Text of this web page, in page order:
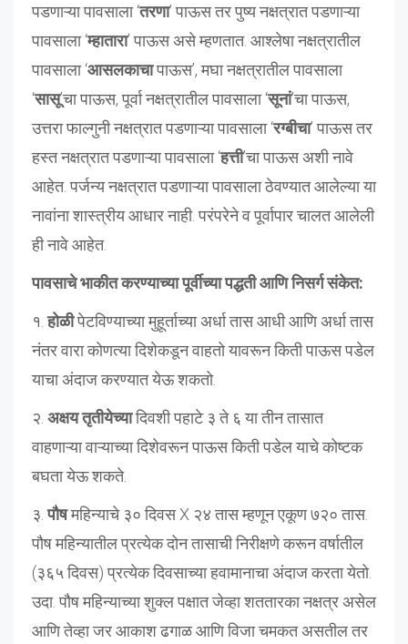
पडणाऱ्या पावसाला ‘तरणा’ पाऊस तर पुष्य नक्षत्रात पडणाऱ्या
पावसाला ‘म्हातारा’ पाऊस असे म्हणतात. आश्लेषा नक्षत्रातील
पावसाला ‘आसलकाचापाऊस’, मघा नक्षत्रातील पावसाला
‘सासू’चा पाऊस, पूर्वा नक्षत्रातील पावसाला ‘सूनां’चा पाऊस,
उत्तरा फाल्गुनी नक्षत्रात पडणाऱ्या पावसाला ‘रग्बीचा’ पाऊस तर
हस्त नक्षत्रात पडणाऱ्या पावसाला ‘हत्ती’चा पाऊस अशी नावे
आहेत. पर्जन्य नक्षत्रात पडणाऱ्या पावसाला ठेवण्यात आलेल्या या
नावांना शास्त्रीय आधार नाही. परंपरेने व पूर्वापार चालत आलेली
ही नावे आहेत.
पावसाचे भाकीत करण्याच्या पूर्वीच्या पद्धती आणि निसर्ग संकेत:
१.होळीपेटविण्याच्या मुहूर्ताच्या अर्धा तास आधी आणि अर्धा तास
नंतर वारा कोणत्या दिशेकडून वाहतो यावरून किती पाऊस पडेल
याचा अंदाज करण्यात येऊ शकतो.
२. अक्षय तृतीयेच्यादिवशी पहाटे ३ ते ६ या तीन तासात
वाहणाऱ्या वाऱ्याच्या दिशेवरून पाऊस किती पडेल याचे कोष्टक
बघता येऊ शकते.
३.पौषमहिन्याचे ३० दिवस X २४ तास म्हणून एकूण ७२० तास.
पौष महिन्यातील प्रत्येक दोन तासाची निरीक्षणे करून वर्षातील
(३६५ दिवस) प्रत्येक दिवसाच्या हवामानाचा अंदाज करता येतो.
उदा. पौष महिन्याच्या शुक्ल पक्षात जेव्हा शततारका नक्षत्र असेल
आणि तेव्हा जर आकाश ढगाळ आणि विजा चमकत असतील तर